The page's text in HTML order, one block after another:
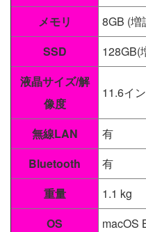
メモリ
8GB (増
SSD
128GB(
液晶サイズ/解
像度
11.6イ
無線LAN
有
Bluetooth
有
重量
1.1 kg
OS
macOS